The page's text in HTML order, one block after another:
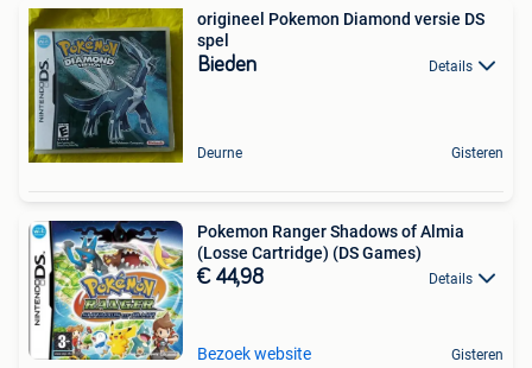
origineel Pokemon Diamond versie DS
spel
Bieden Details
Deurne Gisteren
Pokemon Ranger Shadows of Almia
(Losse Cartridge) (DS Games)
€ 44,98 Details
Bezoek website Gisteren